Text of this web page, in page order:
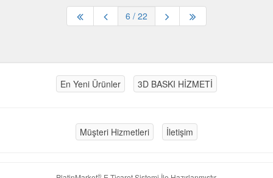
6 / 22
En Yeni Ürünler 3D BASKI HİZMETİ
Müşteri Hizmetleri İletişim
®